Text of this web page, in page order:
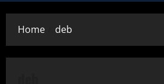
Home deb